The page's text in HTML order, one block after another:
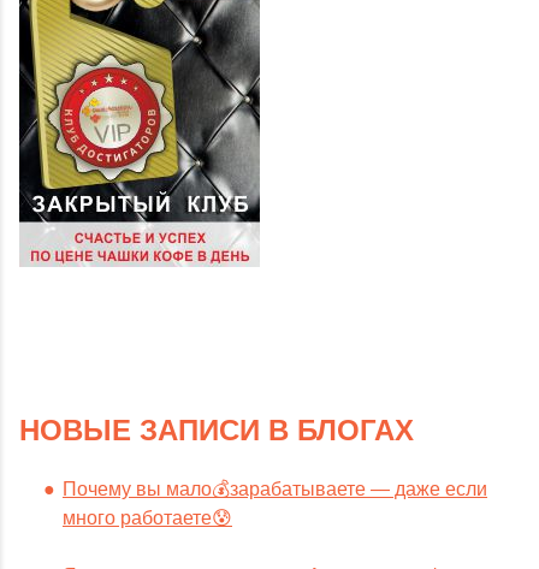
НОВЫЕ ЗАПИСИ В БЛОГАХ
Почему вы мало💰зарабатываете — даже если
много работаете😰